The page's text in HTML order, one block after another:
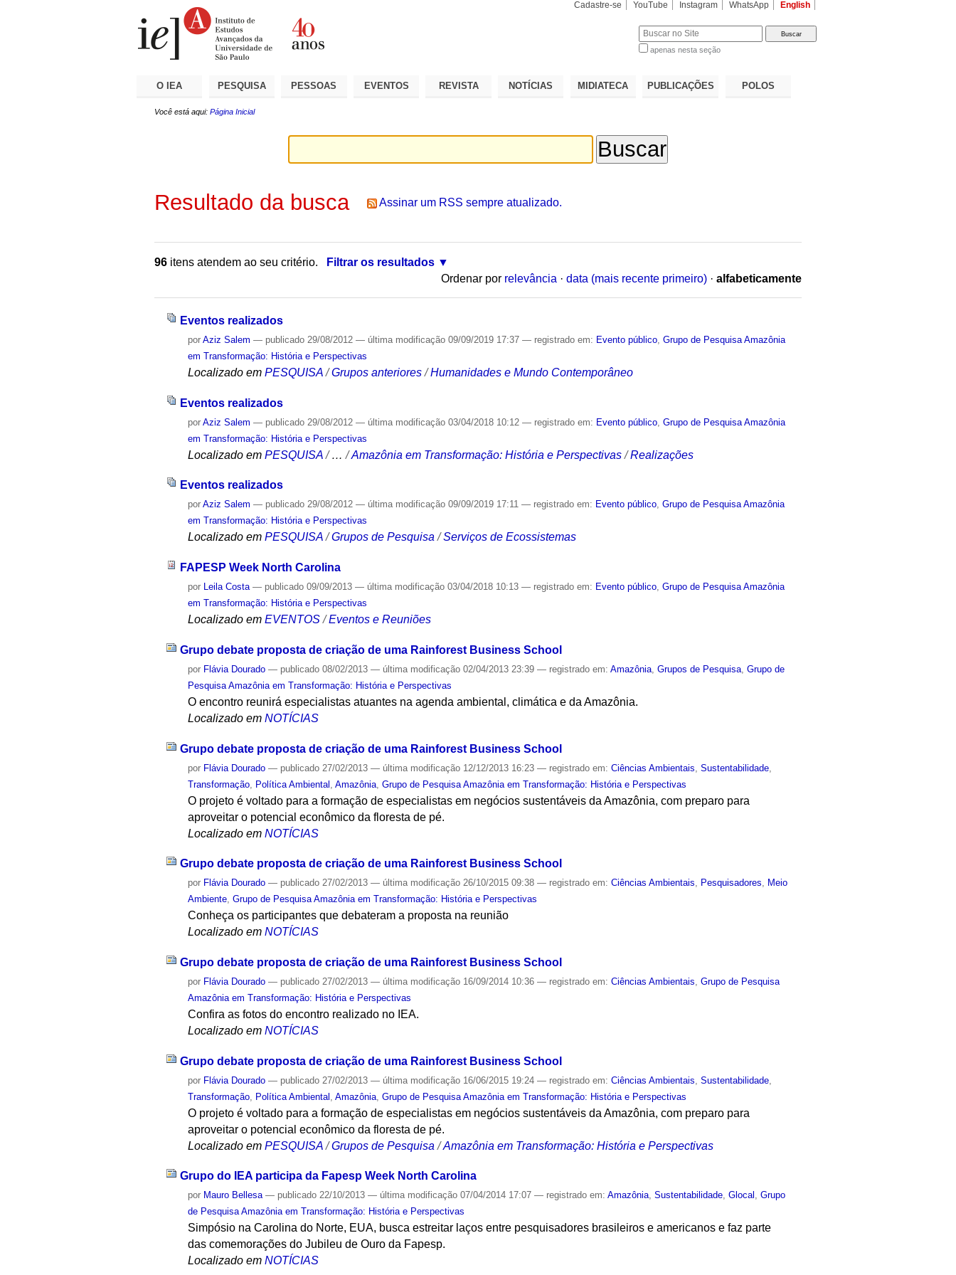
Cadastre-se YouTube Instagram WhatsApp English
apenas nesta seção
O IEA PESQUISA PESSOAS EVENTOS REVISTA NOTÍCIAS MIDIATECA PUBLICAÇÕES POLOS
Você está aqui: Página Inicial
Resultado da busca Assinar um RSS sempre atualizado.
96 itens atendem ao seu critério.
Filtrar os resultados
Ordenar por relevância · data (mais recente primeiro) · alfabeticamente
Eventos realizados
porAziz Salem — publicado 29/08/2012— última modificação 09/09/2019 17:37— registrado em: Evento público ,Grupo de Pesquisa Amazônia
em Transformação: História e Perspectivas
Localizado em PESQUISA /Grupos anteriores /Humanidades e Mundo Contemporâneo
Eventos realizados
porAziz Salem — publicado 29/08/2012— última modificação 03/04/2018 10:12— registrado em: Evento público ,Grupo de Pesquisa Amazônia
em Transformação: História e Perspectivas
Localizado em PESQUISA /…/Amazônia em Transformação: História e Perspectivas /Realizações
Eventos realizados
porAziz Salem — publicado 29/08/2012— última modificação 09/09/2019 17:11— registrado em: Evento público,Grupo de Pesquisa Amazônia
em Transformação: História e Perspectivas
Localizado em PESQUISA /Grupos de Pesquisa /Serviços de Ecossistemas
FAPESP Week North Carolina
por Leila Costa — publicado 09/09/2013— última modificação 03/04/2018 10:13— registrado em: Evento público,Grupo de Pesquisa Amazônia
em Transformação: História e Perspectivas
Localizado em EVENTOS /Eventos e Reuniões
Grupo debate proposta de criação de uma Rainforest Business School
por Flávia Dourado — publicado 08/02/2013— última modificação 02/04/2013 23:39— registrado em:Amazônia ,Grupos de Pesquisa ,Grupo de
Pesquisa Amazônia em Transformação: História e Perspectivas
O encontro reunirá especialistas atuantes na agenda ambiental, climática e da Amazônia.
Localizado em NOTÍCIAS
Grupo debate proposta de criação de uma Rainforest Business School
por Flávia Dourado — publicado 27/02/2013— última modificação 12/12/2013 16:23— registrado em:Ciências Ambientais ,Sustentabilidade
Transformação Política Ambiental ,Amazônia ,Grupo de Pesquisa Amazônia em Transformação: História e Perspectivas
O projeto é voltado para a formação de especialistas em negócios sustentáveis da Amazônia, com preparo para
aproveitar o potencial econômico da floresta de pé.
Localizado em NOTÍCIAS
Grupo debate proposta de criação de uma Rainforest Business School
por Flávia Dourado — publicado 27/02/2013— última modificação 26/10/2015 09:38— registrado em:Ciências Ambientais, Pesquisadores, Meio
Ambiente,Grupo de Pesquisa Amazônia em Transformação: História e Perspectivas
Conheça os participantes que debateram a proposta na reunião
Localizado em NOTÍCIAS
Grupo debate proposta de criação de uma Rainforest Business School
por Flávia Dourado — publicado 27/02/2013— última modificação 16/09/2014 10:36— registrado em:Ciências Ambientais ,Grupo de Pesquisa
Amazônia em Transformação: História e Perspectivas
Confira as fotos do encontro realizado no IEA.
Localizado em NOTÍCIAS
Grupo debate proposta de criação de uma Rainforest Business School
por Flávia Dourado — publicado 27/02/2013— última modificação 16/06/2015 19:24— registrado em:Ciências Ambientais ,Sustentabilidade
Transformação Política Ambiental ,Amazônia ,Grupo de Pesquisa Amazônia em Transformação: História e Perspectivas
O projeto é voltado para a formação de especialistas em negócios sustentáveis da Amazônia, com preparo para
aproveitar o potencial econômico da floresta de pé.
Localizado em PESQUISA /Grupos de Pesquisa /Amazônia em Transformação: História e Perspectivas
Grupo do IEA participa da Fapesp Week North Carolina
por Mauro Bellesa — publicado 22/10/2013— última modificação 07/04/2014 17:07— registrado em:Amazônia,Sustentabilidade,Glocal ,Grupo
de Pesquisa Amazônia em Transformação: História e Perspectivas
Simpósio na Carolina do Norte, EUA, busca estreitar laços entre pesquisadores brasileiros e americanos e faz parte
das comemorações do Jubileu de Ouro da Fapesp.
Localizado em NOTÍCIAS